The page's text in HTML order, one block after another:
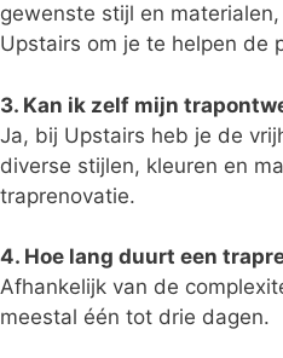
gewenste stijl en
Upstairs om je te helpen de
3. Kan ik zelf mijn
Ja, bij Upstairs heb je de
diverse stijlen, kleuren en
traprenovatie.
4. Hoe lang duurt een
Afhankelijk van de
meestal één tot drie dagen.